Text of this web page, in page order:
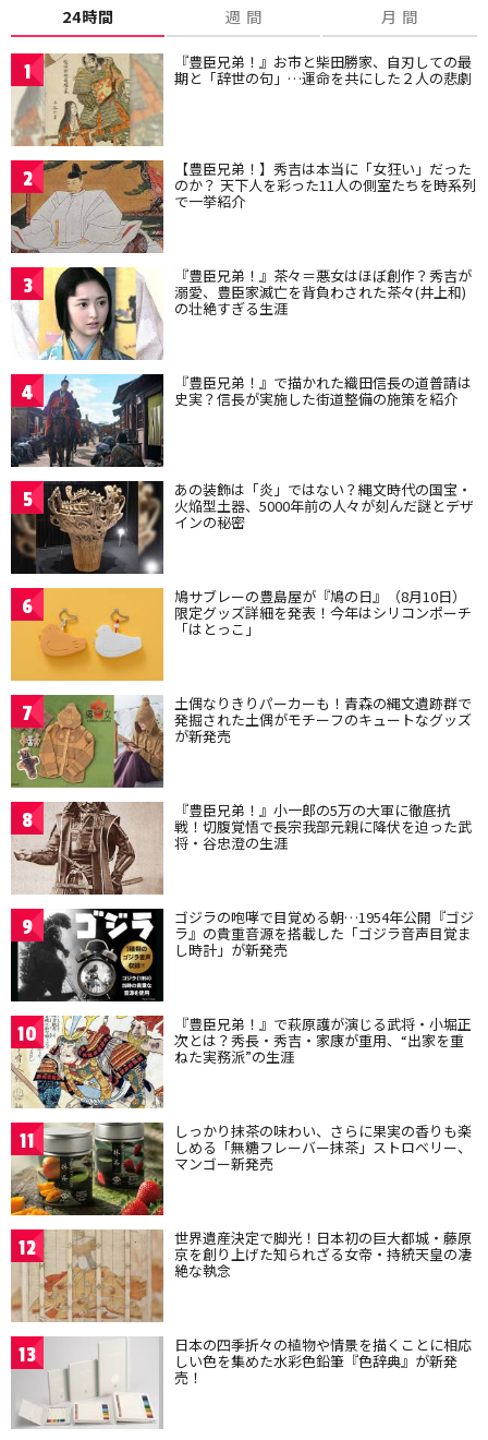
24時間 週 間 月 間
1 『豊臣兄弟！』お市と柴田勝家、自刃しての最
期と「辞世の句」…運命を共にした２人の悲劇
2 【豊臣兄弟！】秀吉は本当に「女狂い」だった
のか？ 天下人を彩った11人の側室たちを時系列
で一挙紹介
3 『豊臣兄弟！』茶々＝悪女はほぼ創作？秀吉が
溺愛、豊臣家滅亡を背負わされた茶々(井上和)
の壮絶すぎる生涯
4 『豊臣兄弟！』で描かれた織田信長の道普請は
史実？信長が実施した街道整備の施策を紹介
5 あの装飾は「炎」ではない？縄文時代の国宝・
火焔型土器、5000年前の人々が刻んだ謎とデザ
インの秘密
6 鳩サブレーの豊島屋が『鳩の日』（8月10日）
限定グッズ詳細を発表！今年はシリコンポーチ
「はとっこ」
7 土偶なりきりパーカーも！青森の縄文遺跡群で
発掘された土偶がモチーフのキュートなグッズ
が新発売
8 『豊臣兄弟！』小一郎の5万の大軍に徹底抗
戦！切腹覚悟で長宗我部元親に降伏を迫った武
将・谷忠澄の生涯
9 ゴジラの咆哮で目覚める朝…1954年公開『ゴジ
ラ』の貴重音源を搭載した「ゴジラ音声目覚ま
し時計」が新発売
10 『豊臣兄弟！』で萩原護が演じる武将・小堀正
次とは？秀長・秀吉・家康が重用、“出家を重
ねた実務派”の生涯
11 しっかり抹茶の味わい、さらに果実の香りも楽
しめる「無糖フレーバー抹茶」ストロベリー、
マンゴー新発売
12 世界遺産決定で脚光！日本初の巨大都城・藤原
京を創り上げた知られざる女帝・持統天皇の凄
絶な執念
13 日本の四季折々の植物や情景を描くことに相応
しい色を集めた水彩色鉛筆『色辞典』が新発
売！